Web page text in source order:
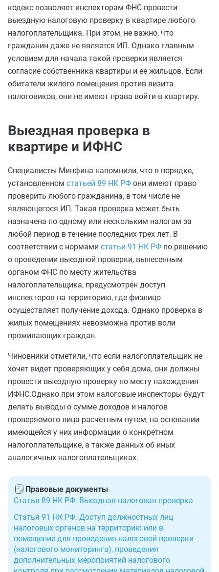
кодекс позволяет инспекторам ФНС провести
выездную налоговую проверку в квартире любого
налогоплательщика. При этом, не важно, что
гражданин даже не является ИП. Однако главным
условием для начала такой проверки является
согласие собственника квартиры и ее жильцов. Если
обитатели жилого помещения против визита
налоговиков, они не имеют права войти в квартиру.
Выездная проверка в
квартире и ИФНС
Специалисты Минфина напомнили, что в порядке,
установленном статьей 89 НК РФ они имеют право
проверить любого гражданина, в том числе не
являющегося ИП. Такая проверка может быть
назначена по одному или нескольким налогам за
любой период в течение последних трех лет. В
соответствии с нормами статьи 91 НК РФ по решению
о проведении выездной проверки, вынесенным
органом ФНС по месту жительства
налогоплательщика, предусмотрен доступ
инспекторов на территорию, где физлицо
осуществляет получение дохода. Однако проверка в
жилых помещениях невозможна против воли
проживающих граждан.
Чиновники отметили, что если налогоплательщик не
хочет видет проверяющих у себя дома, они должны
провести выездную проверку по месту нахождения
ИФНС.Однако при этом налоговые инспекторы будут
делать выводы о сумме доходов и налогов
проверяемого лица расчетным путем, на основании
имеющейся у них информации о конкретном
налогоплательщике, а также данных об иных
аналогичных налогоплательщиках.
Правовые документы
Статья 89 НК РФ. Выездная налоговая проверка
Статья 91 НК РФ. Доступ должностных лиц
налоговых органов на территорию или в
помещение для проведения налоговой проверки
(налогового мониторинга), проведения
дополнительных мероприятий налогового